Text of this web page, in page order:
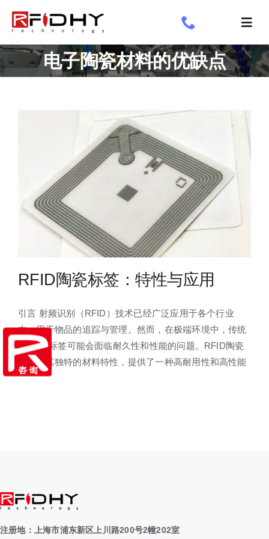
容
切
换
导
航
了解我们
应用领域
定制标签 专享
新闻专栏
电子陶瓷材料的优缺点
RFID陶瓷标签：特性与应用
引言 射频识别（RFID）技术已经广泛应用于各个行业
中，用于物品的追踪与管理。然而，在极端环境中，传统
的RFID标签可能会面临耐久性和性能的问题。RFID陶瓷
标签因其独特的材料特性，提供了一种高耐用性和高性能
注册地：上海市浦东新区上川路200号2幢202室